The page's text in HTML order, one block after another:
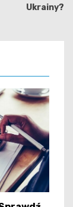
Ukrainy?